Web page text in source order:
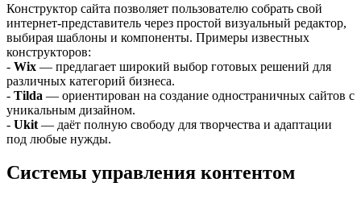
Конструктор сайта позволяет пользователю собрать свой
интернет-представитель через простой визуальный редактор,
выбирая шаблоны и компоненты. Примеры известных
конструкторов:
- Wix — предлагает широкий выбор готовых решений для
различных категорий бизнеса.
- Tilda — ориентирован на создание одностраничных сайтов с
уникальным дизайном.
- Ukit — даёт полную свободу для творчества и адаптации
под любые нужды.
Системы управления контентом